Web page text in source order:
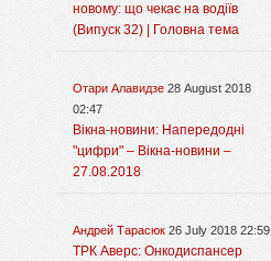
новому: що чекає на водіїв
(Випуск 32) | Головна тема
Отари Алавидзе 28 August 2018
02:47
Вікна-новини: Напередодні
"цифри" – Вікна-новини –
27.08.2018
Андрей Тарасюк 26 July 2018 22:59
ТРК Аверс: Онкодиспансер